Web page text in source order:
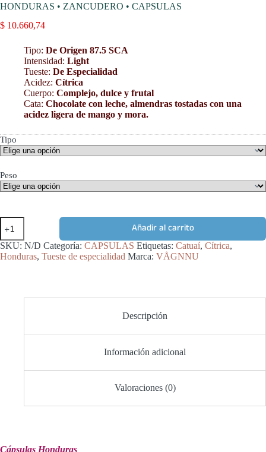
HONDURAS • ZANCUDERO • CAPSULAS
$ 10.660,74
Tipo: De Origen 87.5 SCA
Intensidad: Light
Tueste: De Especialidad
Acidez: Cítrica
Cuerpo: Complejo, dulce y frutal
Cata: Chocolate con leche, almendras tostadas con una
acidez ligera de mango y mora.
Tipo
Peso
HONDURAS
ZANCUDERO
•
CAPSULAS
Añadir al carrito
SKU: N/D Categoría: CAPSULAS Etiquetas: Catuaí, Cítrica,
Honduras, Tueste de especialidad Marca: VÅGNNU
Descripción
Información adicional
Valoraciones (0)
Cápsulas Honduras